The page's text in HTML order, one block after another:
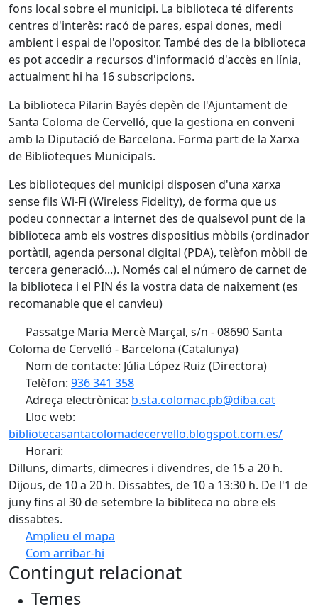
fons local sobre el municipi. La biblioteca té diferents
centres d'interès: racó de pares, espai dones, medi
ambient i espai de l'opositor. També des de la biblioteca
es pot accedir a recursos d'informació d'accès en línia,
actualment hi ha 16 subscripcions.
La biblioteca Pilarin Bayés depèn de l'Ajuntament de
Santa Coloma de Cervelló, que la gestiona en conveni
amb la Diputació de Barcelona. Forma part de la Xarxa
de Biblioteques Municipals.
Les biblioteques del municipi disposen d'una xarxa
sense fils Wi-Fi (Wireless Fidelity), de forma que us
podeu connectar a internet des de qualsevol punt de la
biblioteca amb els vostres dispositius mòbils (ordinador
portàtil, agenda personal digital (PDA), telèfon mòbil de
tercera generació...). Només cal el número de carnet de
la biblioteca i el PIN és la vostra data de naixement (es
recomanable que el canvieu)
Passatge Maria Mercè Marçal, s/n - 08690 Santa
Coloma de Cervelló - Barcelona (Catalunya)
Nom de contacte: Júlia López Ruiz (Directora)
Telèfon: 936 341 358
Adreça electrònica: b.sta.colomac.pb@diba.cat
Lloc web:
bibliotecasantacolomadecervello.blogspot.com.es/
Horari:
Dilluns, dimarts, dimecres i divendres, de 15 a 20 h.
Dijous, de 10 a 20 h. Dissabtes, de 10 a 13:30 h. De l'1 de
juny fins al 30 de setembre la bibliteca no obre els
dissabtes.
Amplieu el mapa
Com arribar-hi
+
Contingut relacionat
Temes